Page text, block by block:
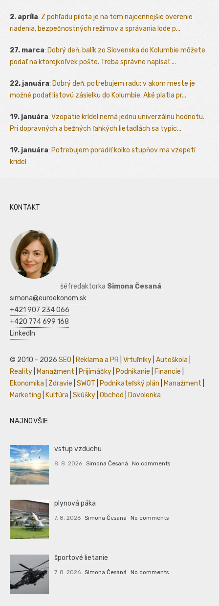
2. apríla: Z pohľadu pilota je na tom najcennejšie overenie
riadenia, bezpečnostných režimov a správania lode p...
27. marca: Dobrý deň, balík zo Slovenska do Kolumbie môžete
podať na ktorejkoľvek pošte. Treba správne napísať ...
22. januára: Dobrý deň, potrebujem radu: v akom meste je
možné podať listovú zásielku do Kolumbie. Aké platia pr...
19. januára: Vzopätie krídel nemá jednu univerzálnu hodnotu.
Pri dopravných a bežných ľahkých lietadlách sa typic...
19. januára: Potrebujem poradiť kolko stupňov ma vzepetí
kridel
KONTAKT
šéfredaktorka Simona Česaná
simona@euroekonom.sk
+421 907 234 066
+420 774 699 168
LinkedIn
© 2010 - 2026 SEO Reklama a PR Vrtuľníky Autoškola
Reality
Manažment Prijímáčky Podnikanie Financie
Ekonomika
Zdravie SWOT Podnikateľský plán Manažment
Marketing
Kultúra Skúšky Obchod Dovolenka
NAJNOVŠIE
vstup vzduchu
8. 8. 2026 Simona Česaná No comments
plynová páka
7. 8. 2026 Simona Česaná No comments
športové lietanie
7. 8. 2026 Simona Česaná No comments